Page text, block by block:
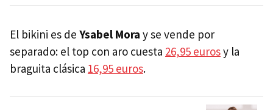
El bikini es de Ysabel Mora y se vende por
separado: el top con aro cuesta 26,95 eurosy la
braguita clásica 16,95 euros.